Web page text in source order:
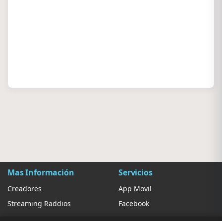
Mas Información
Creadores
Streaming Raddios
Servicios
App Movil
Facebook